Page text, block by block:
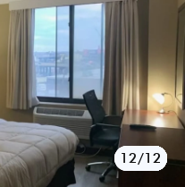
1/12
2/12
3/12
4/12
5/12
6/12
7/12
8/12
9/12
10/12
11/12
12/12